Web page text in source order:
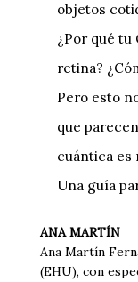
objetos
¿Por qué
retina?
Pero esto
que
cuántica es
Una guía
ANA MARTÍN
Ana Martín
(EHU), con